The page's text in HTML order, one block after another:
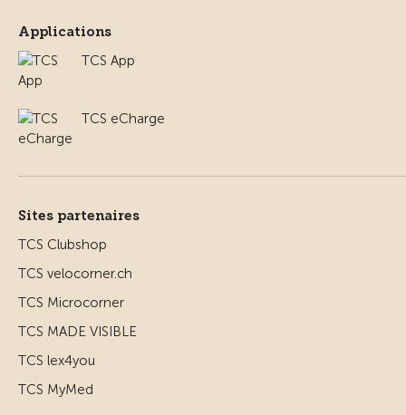
Applications
TCS App
TCS eCharge
Sites partenaires
TCS Clubshop
TCS velocorner.ch
TCS Microcorner
TCS MADE VISIBLE
TCS lex4you
TCS MyMed